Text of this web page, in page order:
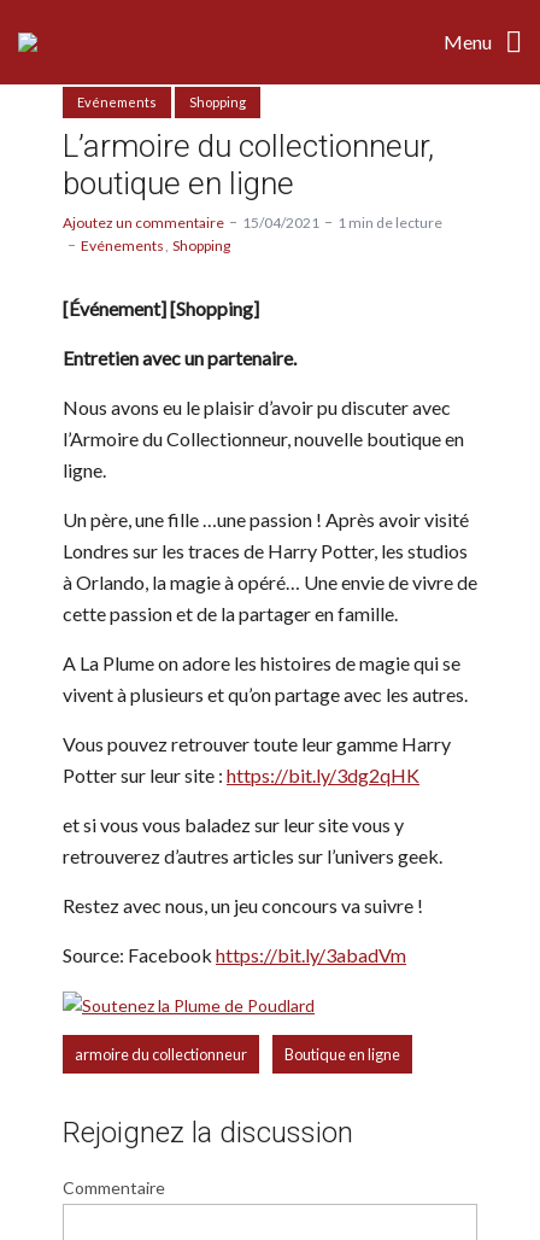
Menu
Evénements Shopping
L’armoire du collectionneur,
boutique en ligne
Ajoutez un commentaire 15/04/2021
1 min de lecture
Evénements Shopping
[Événement] [Shopping]
Entretien avec un partenaire.
Nous avons eu le plaisir d’avoir pu discuter avec
l’Armoire du Collectionneur, nouvelle boutique en
ligne.
Un père, une fille …une passion ! Après avoir visité
Londres sur les traces de Harry Potter, les studios
à Orlando, la magie à opéré… Une envie de vivre de
cette passion et de la partager en famille.
A La Plume on adore les histoires de magie qui se
vivent à plusieurs et qu’on partage avec les autres.
Vous pouvez retrouver toute leur gamme Harry
Potter sur leur site : https://bit.ly/3dg2qHK
et si vous vous baladez sur leur site vous y
retrouverez d’autres articles sur l’univers geek.
Restez avec nous, un jeu concours va suivre !
Source: Facebook https://bit.ly/3abadVm
armoire du collectionneur Boutique en ligne
Rejoignez la discussion
Commentaire